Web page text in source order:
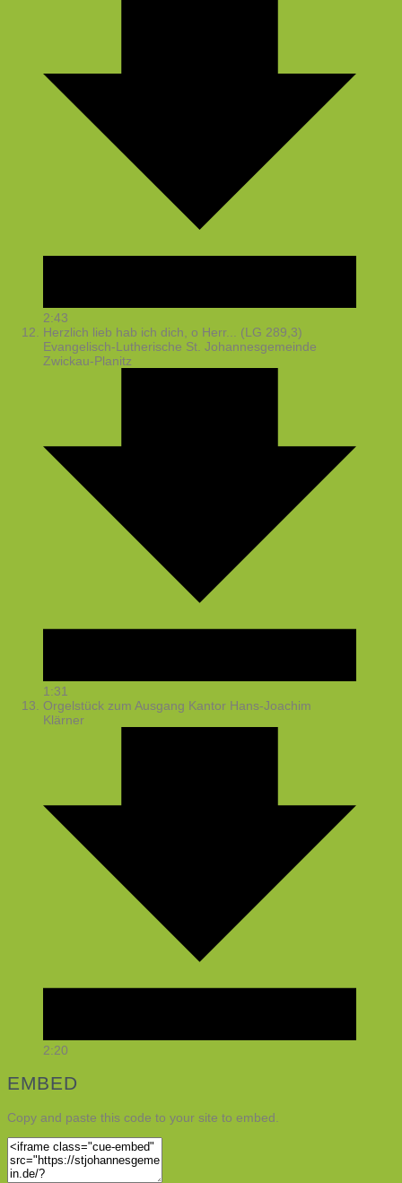
2:43
Herzlich lieb hab ich dich, o Herr... (LG 289,3)
Evangelisch-Lutherische St. Johannesgemeinde
Zwickau-Planitz
1:31
Orgelstück zum Ausgang Kantor Hans-Joachim
Klärner
2:20
EMBED
Copy and paste this code to your site to embed.